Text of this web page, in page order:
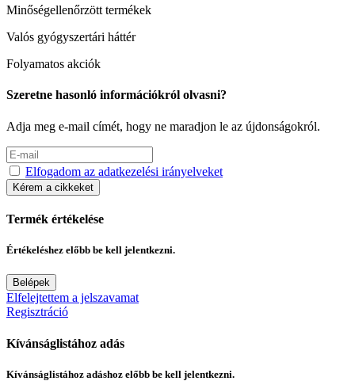
Minőségellenőrzött termékek
Valós gyógyszertári háttér
Folyamatos akciók
Szeretne hasonló információkról olvasni?
Adja meg e-mail címét, hogy ne maradjon le az újdonságokról.
Elfogadom az adatkezelési irányelveket
Kérem a cikkeket
Termék értékelése
Értékeléshez előbb be kell jelentkezni.
Belépek
Elfelejtettem a jelszavamat
Regisztráció
Kívánságlistához adás
Kívánságlistához adáshoz előbb be kell jelentkezni.